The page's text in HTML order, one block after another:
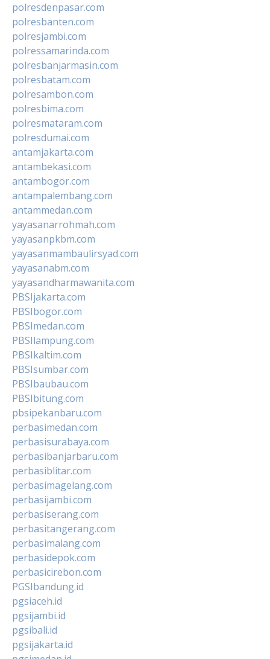
polresdenpasar.com
polresbanten.com
polresjambi.com
polressamarinda.com
polresbanjarmasin.com
polresbatam.com
polresambon.com
polresbima.com
polresmataram.com
polresdumai.com
antamjakarta.com
antambekasi.com
antambogor.com
antampalembang.com
antammedan.com
yayasanarrohmah.com
yayasanpkbm.com
yayasanmambaulirsyad.com
yayasanabm.com
yayasandharmawanita.com
PBSIjakarta.com
PBSIbogor.com
PBSImedan.com
PBSIlampung.com
PBSIkaltim.com
PBSIsumbar.com
PBSIbaubau.com
PBSIbitung.com
pbsipekanbaru.com
perbasimedan.com
perbasisurabaya.com
perbasibanjarbaru.com
perbasiblitar.com
perbasimagelang.com
perbasijambi.com
perbasiserang.com
perbasitangerang.com
perbasimalang.com
perbasidepok.com
perbasicirebon.com
PGSIbandung.id
pgsiaceh.id
pgsijambi.id
pgsibali.id
pgsijakarta.id